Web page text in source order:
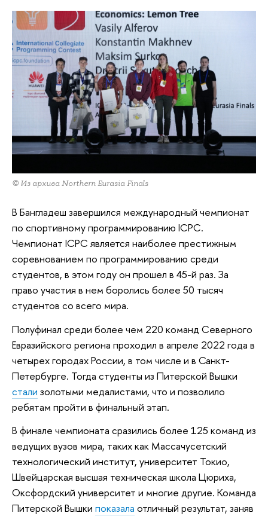
© Из архива Northern Eurasia Finals
В Бангладеш завершился международный чемпионат
по спортивному программированию ICPC.
Чемпионат ICPC является наиболее престижным
соревнованием по программированию среди
студентов, в этом году он прошел в 45-й раз. За
право участия в нем боролись более 50 тысяч
студентов со всего мира.
Полуфинал среди более чем 220 команд Северного
Евразийского региона проходил в апреле 2022 года в
четырех городах России, в том числе и в Санкт-
Петербурге. Тогда студенты из Питерской Вышки
стали золотыми медалистами, что и позволило
ребятам пройти в финальный этап.
В финале чемпионата сразились более 125 команд из
ведущих вузов мира, таких как Массачусетский
технологический институт, университет Токио,
Швейцарская высшая техническая школа Цюриха,
Оксфордский университет и многие другие. Команда
Питерской Вышки показала отличный результат, заняв